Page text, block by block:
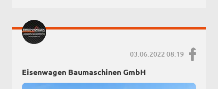
03.06.2022 08:19
Eisenwagen Baumaschinen GmbH